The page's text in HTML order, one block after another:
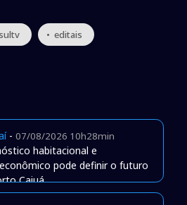
• editais
- 07/08/2026 10h28min
habitacional e
pode definir o futuro
Caiuá